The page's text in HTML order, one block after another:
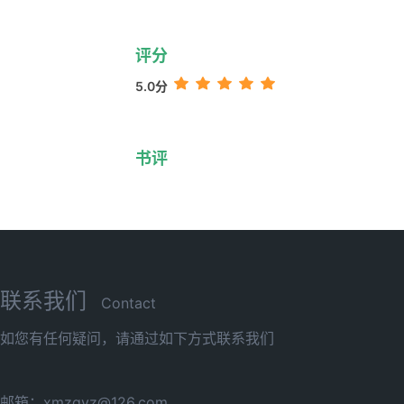
评分
5.0分
书评
联系我们
Contact
如您有任何疑问，请通过如下方式联系我们